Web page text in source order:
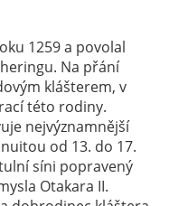
1259 a povolal
Na přání
klášterem, v
této rodiny.
nejvýznamnější
od 13. do 17.
síni popravený
Otakara II.